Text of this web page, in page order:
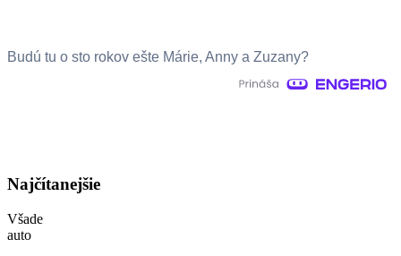
Budú tu o sto rokov ešte Márie, Anny a Zuzany?
Najčítanejšie
Všade
auto